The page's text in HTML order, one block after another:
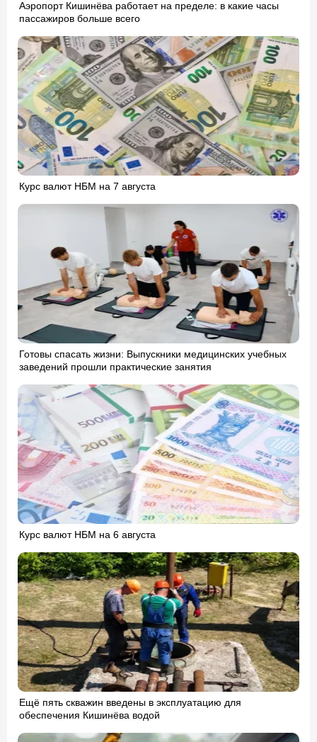
Аэропорт Кишинёва работает на пределе: в какие часы
пассажиров больше всего
Курс валют НБМ на 7 августа
Готовы спасать жизни: Выпускники медицинских учебных
заведений прошли практические занятия
Курс валют НБМ на 6 августа
Ещё пять скважин введены в эксплуатацию для
обеспечения Кишинёва водой